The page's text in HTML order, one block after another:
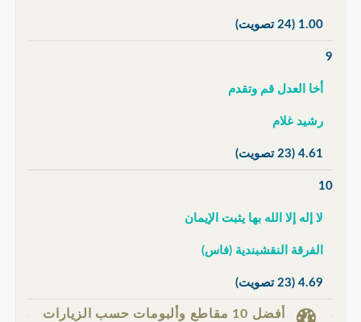
1.00 (24 تصويت)
9
أخا العدل قم وتقدم
رشيد غلام
4.61 (23 تصويت)
10
لا إله إلا الله بها يثبت الإيمان
الفرقة النقشبندية (فاس)
4.69 (23 تصويت)
أفضل 10 مقاطع وألبومات حسب الزيارات